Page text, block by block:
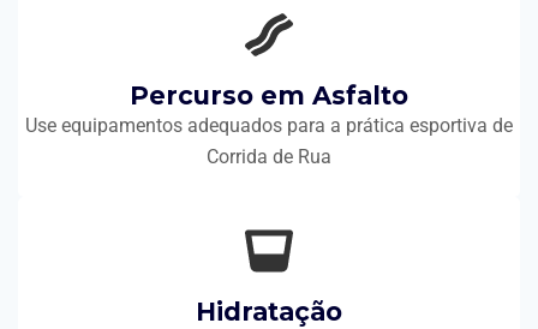
Percurso em Asfalto
Use equipamentos adequados para a prática esportiva de
Corrida de Rua
Hidratação